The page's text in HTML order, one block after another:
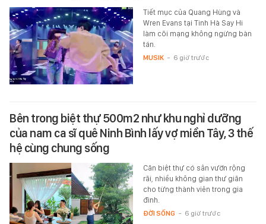
Tiết mục của Quang Hùng và
Wren Evans tại Tinh Hà Say Hi
làm cõi mạng không ngừng bàn
tán.
MUSIK - 6 giờ trước
Bên trong biệt thự 500m2 như khu nghỉ dưỡng
của nam ca sĩ quê Ninh Bình lấy vợ miền Tây, 3 thế
hệ cùng chung sống
Căn biệt thự có sân vườn rộng
rãi, nhiều không gian thư giãn
cho từng thành viên trong gia
đình.
ĐỜI SỐNG - 6 giờ trước